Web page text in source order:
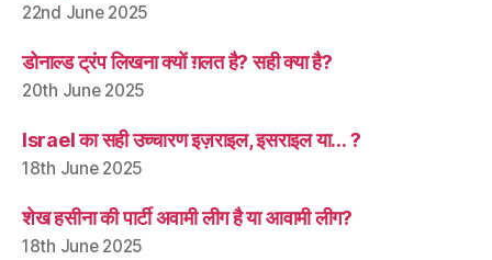
22nd June 2025
डोनाल्ड ट्रंप लिखना क्यों ग़लत है? सही क्या है?
20th June 2025
Israel का सही उच्चारण इज़राइल, इसराइल या… ?
18th June 2025
शेख हसीना की पार्टी अवामी लीग है या आवामी लीग?
18th June 2025